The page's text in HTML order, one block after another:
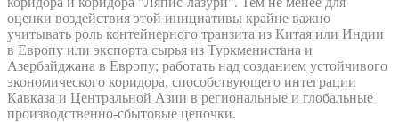
оценки воздействия этой инициативы крайне важно
учитывать роль контейнерного транзита из Китая или Индии
в Европу или экспорта сырья из Туркменистана и
Азербайджана в Европу; работать над созданием устойчивого
экономического коридора, способствующего интеграции
Кавказа и Центральной Азии в региональные и глобальные
производственно-сбытовые цепочки.